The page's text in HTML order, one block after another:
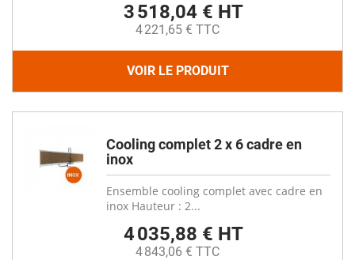
3 518,04 € HT
4 221,65 € TTC
VOIR LE PRODUIT
Cooling complet 2 x 6 cadre en
inox
Ensemble cooling complet avec cadre en
inox Hauteur : 2...
4 035,88 € HT
4 843,06 € TTC